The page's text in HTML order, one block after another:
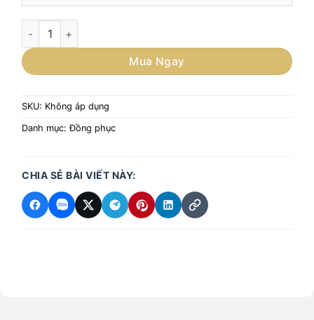
Đồng phục bếp mẫu ẩm thực sushi số lượng
Mua Ngay
SKU: Không áp dụng
Danh mục:Đồng phục
CHIA SẺ BÀI VIẾT NÀY: